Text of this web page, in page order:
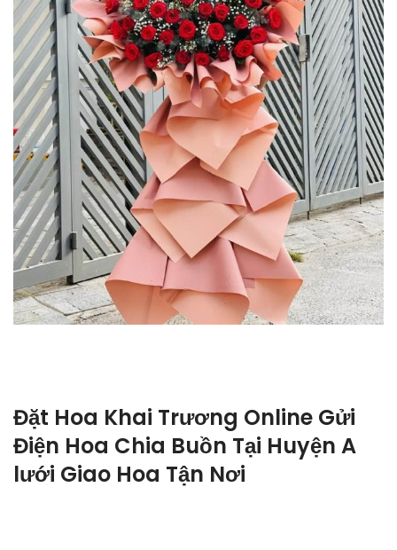
Đặt Hoa Khai Trương Online Gửi
Điện Hoa Chia Buồn Tại Huyện A
lưới Giao Hoa Tận Nơi